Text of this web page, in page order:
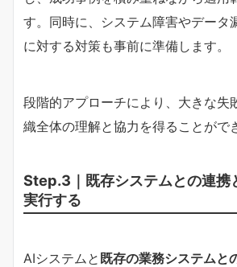
す。同時に、システム障害やデータ
に対する対策も事前に準備します。
段階的アプローチにより、大きな失
織全体の理解と協力を得ることがで
Step.3｜既存システムとの連携
実行する
AIシステムと 既存の業務システムと